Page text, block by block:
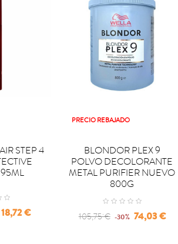
STEP 4
Precio
18,72 €
PRECIO REBAJADO
BLONDOR PLEX 9
POLVO DECOLORANTE
METAL PURIFIER NUEVO
800G
Regular
105,75 € -30% Precio
74,03 €